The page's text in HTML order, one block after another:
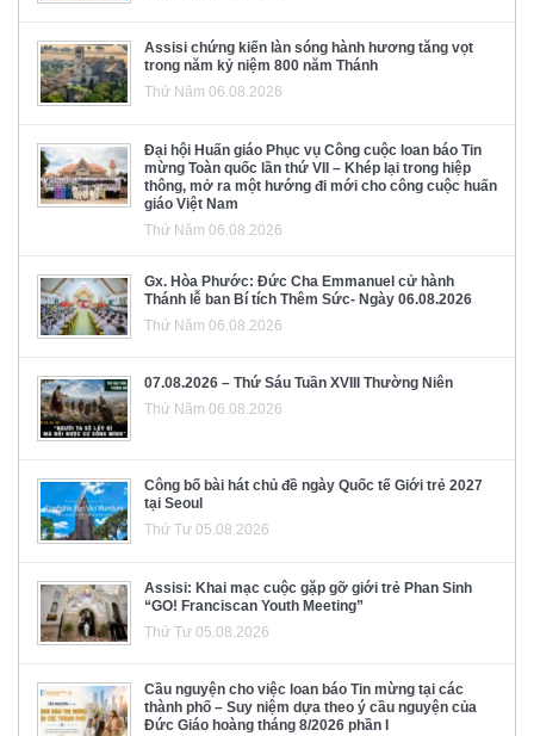
Assisi chứng kiến làn sóng hành hương tăng vọt
trong năm kỷ niệm 800 năm Thánh
Thứ Năm 06.08.2026
Đại hội Huấn giáo Phục vụ Công cuộc loan báo Tin
mừng Toàn quốc lần thứ VII – Khép lại trong hiệp
thông, mở ra một hướng đi mới cho công cuộc huấn
giáo Việt Nam
Thứ Năm 06.08.2026
Gx. Hòa Phước: Đức Cha Emmanuel cử hành
Thánh lễ ban Bí tích Thêm Sức- Ngày 06.08.2026
Thứ Năm 06.08.2026
07.08.2026 – Thứ Sáu Tuần XVIII Thường Niên
Thứ Năm 06.08.2026
Công bố bài hát chủ đề ngày Quốc tế Giới trẻ 2027
tại Seoul
Thứ Tư 05.08.2026
Assisi: Khai mạc cuộc gặp gỡ giới trẻ Phan Sinh
“GO! Franciscan Youth Meeting”
Thứ Tư 05.08.2026
Cầu nguyện cho việc loan báo Tin mừng tại các
thành phố – Suy niệm dựa theo ý cầu nguyện của
Đức Giáo hoàng tháng 8/2026 phần I